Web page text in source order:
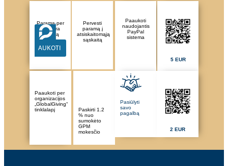
Parama per
Paysera
sistemą
AUKOTI
Pervesti
paramą į
atsiskaitomąją
sąskaitą
Paaukoti
naudojantis
PayPal
sistema
5 EUR
Paaukoti per
organizacijos
„GlobalGiving“
tinklalapį
Paskirti 1.2
% nuo
sumokėto
GPM
mokesčio
Pasiūlyti
savo
pagalbą
2 EUR